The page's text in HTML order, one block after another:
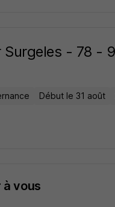
Surgeles - 78 -
Début le 31 août
à vous